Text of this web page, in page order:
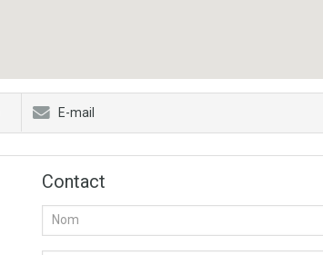
E-mail
Contact